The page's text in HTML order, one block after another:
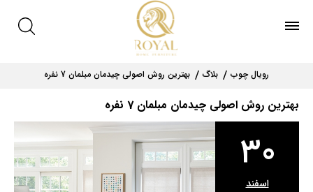
رویال چوب بلاگ بهترین روش اصولی چیدمان مبلمان 7 نفره
بهترین روش اصولی چیدمان مبلمان 7 نفره
30
اسفند